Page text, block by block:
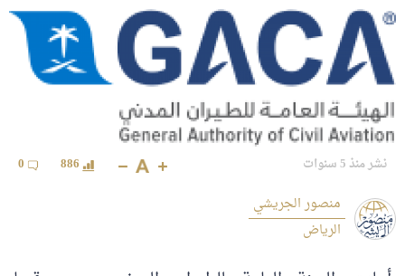
نشر منذ 5 سنوات 886
0
منصور الجريشي
الرياض